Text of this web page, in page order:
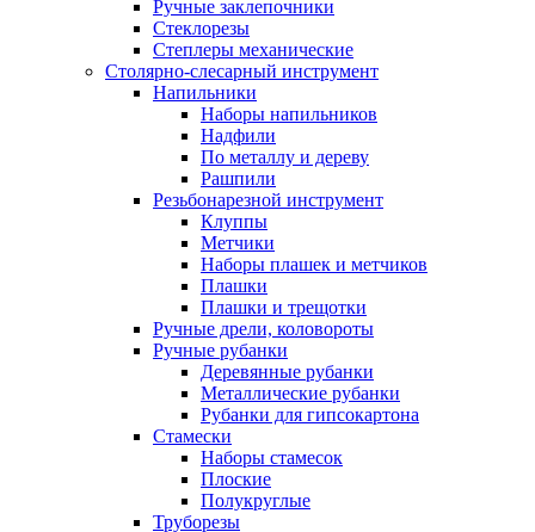
Ручные заклепочники
Стеклорезы
Степлеры механические
Столярно-слесарный инструмент
Напильники
Наборы напильников
Надфили
По металлу и дереву
Рашпили
Резьбонарезной инструмент
Клуппы
Метчики
Наборы плашек и метчиков
Плашки
Плашки и трещотки
Ручные дрели, коловороты
Ручные рубанки
Деревянные рубанки
Металлические рубанки
Рубанки для гипсокартона
Стамески
Наборы стамесок
Плоские
Полукруглые
Труборезы